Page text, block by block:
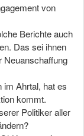
von
Berichte auch
Das sei ihnen
Neuanschaffung
im Ahrtal, hat es
kommt.
Politiker aller